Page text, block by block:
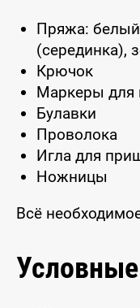
Пряжа:
(серединка),
Крючок
Маркеры для
Булавки
Проволока
Игла для
Ножницы
Всё